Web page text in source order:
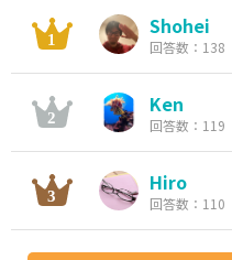
Shohei
回答数：138
Ken
回答数：119
Hiro
回答数：110